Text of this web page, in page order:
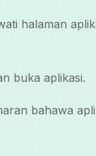
halaman
buka aplikasi.
bahawa